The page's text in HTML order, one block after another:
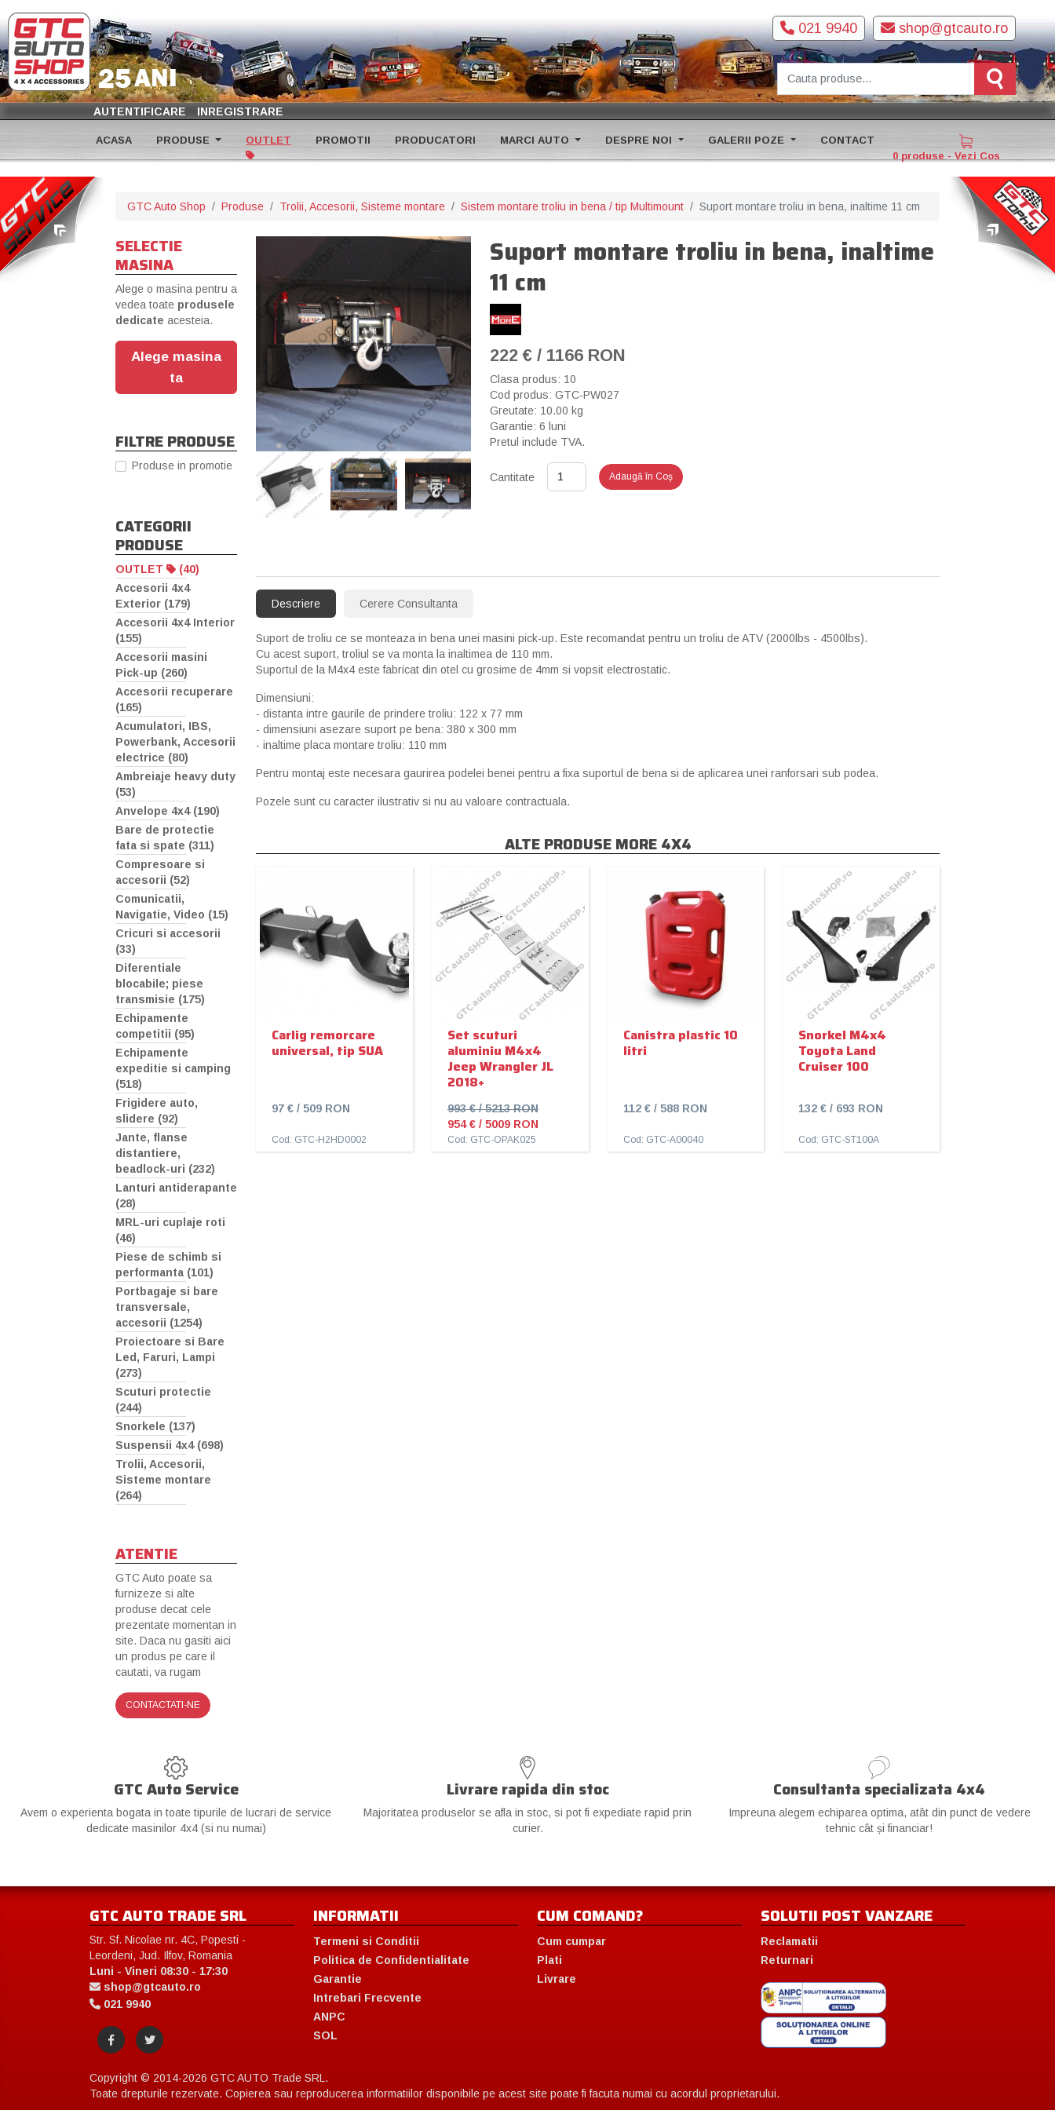
shop@gtcauto.ro
021 9940
AUTENTIFICARE INREGISTRARE
ACASA PRODUSE OUTLET PROMOTII PRODUCATORI MARCI AUTO DESPRE NOI GALERII POZE
CONTACT
0 produse - Vezi Cos
GTC Auto Shop Produse Trolii, Accesorii, Sisteme montare Sistem montare troliu in bena / tip Multimount Suport montare troliu in bena, inaltime 11 cm
‹ ›
Suport montare troliu in bena, inaltime
11 cm
222 € / 1166 RON
Clasa produs: 10
Cod produs: GTC-PW027
Greutate: 10.00 kg
Garantie: 6 luni
Pretul include TVA.
Cantitate Adaugă în Coş
Descriere Cerere Consultanta
Suport de troliu ce se monteaza in bena unei masini pick-up. Este recomandat pentru un troliu de ATV (2000lbs - 4500lbs).
Cu acest suport, troliul se va monta la inaltimea de 110 mm.
Suportul de la M4x4 este fabricat din otel cu grosime de 4mm si vopsit electrostatic.
Dimensiuni:
- distanta intre gaurile de prindere troliu: 122 x 77 mm
- dimensiuni asezare suport pe bena: 380 x 300 mm
- inaltime placa montare troliu: 110 mm
Pentru montaj este necesara gaurirea podelei benei pentru a fixa suportul de bena si de aplicarea unei ranforsari sub podea.
Pozele sunt cu caracter ilustrativ si nu au valoare contractuala.
ALTE PRODUSE MORE 4X4
Carlig remorcare
universal, tip SUA
97 € / 509 RON
Cod: GTC-H2HD0002
Set scuturi
aluminiu M4x4
Jeep Wrangler JL
2018+
993 € / 5213 RON
954 € / 5009 RON
Cod: GTC-OPAK025
Canistra plastic 10
litri
112 € / 588 RON
Cod: GTC-A00040
Snorkel M4x4
Toyota Land
Cruiser 100
132 € / 693 RON
Cod: GTC-ST100A
SELECTIE
MASINA
Alege o masina pentru a
vedea toate produsele
dedicate acesteia.
Alege masina
ta
FILTRE PRODUSE
Produse in promotie
CATEGORII
PRODUSE
OUTLET
(40)
Accesorii 4x4
Exterior (179)
Accesorii 4x4 Interior
(155)
Accesorii masini
Pick-up (260)
Accesorii recuperare
(165)
Acumulatori, IBS,
Powerbank, Accesorii
electrice (80)
Ambreiaje heavy duty
(53)
Anvelope 4x4 (190)
Bare de protectie
fata si spate (311)
Compresoare si
accesorii (52)
Comunicatii,
Navigatie, Video (15)
Cricuri si accesorii
(33)
Diferentiale
blocabile; piese
transmisie (175)
Echipamente
competitii (95)
Echipamente
expeditie si camping
(518)
Frigidere auto,
slidere (92)
Jante, flanse
distantiere,
beadlock-uri (232)
Lanturi antiderapante
(28)
MRL-uri cuplaje roti
(46)
Piese de schimb si
performanta (101)
Portbagaje si bare
transversale,
accesorii (1254)
Proiectoare si Bare
Led, Faruri, Lampi
(273)
Scuturi protectie
(244)
Snorkele (137)
Suspensii 4x4 (698)
Trolii, Accesorii,
Sisteme montare
(264)
ATENTIE
GTC Auto poate sa
furnizeze si alte
produse decat cele
prezentate momentan in
site. Daca nu gasiti aici
un produs pe care il
cautati, va rugam
CONTACTATI-NE
GTC Auto Service
Avem o experienta bogata in toate tipurile de lucrari de service
dedicate masinilor 4x4 (si nu numai)
Livrare rapida din stoc
Majoritatea produselor se afla in stoc, si pot fi expediate rapid prin
curier.
Consultanta specializata 4x4
Impreuna alegem echiparea optima, atât din punct de vedere
tehnic cât și financiar!
GTC AUTO TRADE SRL
Str. Sf. Nicolae nr. 4C, Popesti -
Leordeni, Jud. Ilfov, Romania
Luni - Vineri 08:30 - 17:30
shop@gtcauto.ro
021 9940
INFORMATII
Termeni si Conditii
Politica de Confidentialitate
Garantie
Intrebari Frecvente
ANPC
SOL
CUM COMAND?
Cum cumpar
Plati
Livrare
SOLUTII POST VANZARE
Reclamatii
Returnari
Copyright © 2014-2026 GTC AUTO Trade SRL.
Toate drepturile rezervate. Copierea sau reproducerea informatiilor disponibile pe acest site poate fi facuta numai cu acordul proprietarului.